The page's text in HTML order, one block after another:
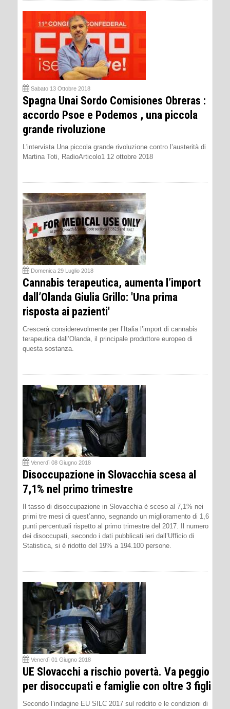
Sabato 13 Ottobre 2018
Spagna Unai Sordo Comisiones Obreras :
accordo Psoe e Podemos , una piccola
grande rivoluzione
L'intervista Una piccola grande rivoluzione contro l’austerità di
Martina Toti, RadioArticolo1 12 ottobre 2018
Domenica 29 Luglio 2018
Cannabis terapeutica, aumenta l’import
dall’Olanda Giulia Grillo: 'Una prima
risposta ai pazienti'
Crescerà considerevolmente per l’Italia l’import di cannabis
terapeutica dall’Olanda, il principale produttore europeo di
questa sostanza.
Venerdì 08 Giugno 2018
Disoccupazione in Slovacchia scesa al
7,1% nel primo trimestre
Il tasso di disoccupazione in Slovacchia è sceso al 7,1% nei
primi tre mesi di quest’anno, segnando un miglioramento di 1,6
punti percentuali rispetto al primo trimestre del 2017. Il numero
dei disoccupati, secondo i dati pubblicati ieri dall’Ufficio di
Statistica, si è ridotto del 19% a 194.100 persone.
Venerdì 01 Giugno 2018
UE Slovacchi a rischio povertà. Va peggio
per disoccupati e famiglie con oltre 3 figli
Secondo l’indagine EU SILC 2017 sul reddito e le condizioni di